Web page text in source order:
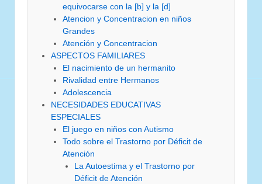
equivocarse con la [b] y la [d]
Atencion y Concentracion en niños
Grandes
Atención y Concentracion
ASPECTOS FAMILIARES
El nacimiento de un hermanito
Rivalidad entre Hermanos
Adolescencia
NECESIDADES EDUCATIVAS
ESPECIALES
El juego en niños con Autismo
Todo sobre el Trastorno por Déficit de
Atención
La Autoestima y el Trastorno por
Déficit de Atención